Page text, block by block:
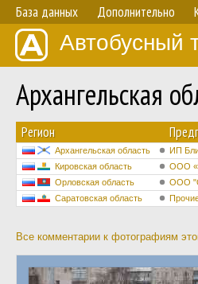
База данных Дополнительно
Автобусный
Архангельская
Регион
Архангельская область ИП
Кировская область ООО
Орловская область
ООО
Саратовская область
Все комментарии к фотографиям